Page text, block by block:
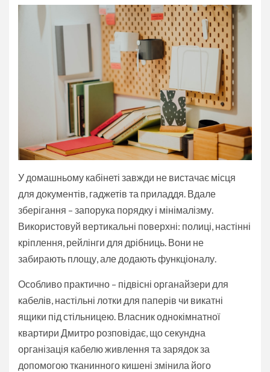
У домашньому кабінеті завжди не вистачає місця
для документів, гаджетів та приладдя. Вдале
зберігання – запорука порядку і мінімалізму.
Використовуй вертикальні поверхні: полиці, настінні
кріплення, рейлінги для дрібниць. Вони не
забирають площу, але додають функціоналу.
Особливо практично – підвісні органайзери для
кабелів, настільні лотки для паперів чи викатні
ящики під стільницею. Власник однокімнатної
квартири Дмитро розповідає, що секундна
організація кабелю живлення та зарядок за
допомогою тканинного кишені змінила його